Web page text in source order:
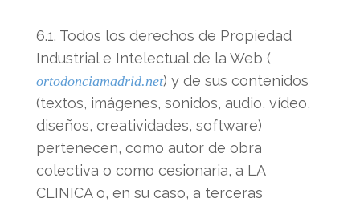
6.1. Todos los derechos de Propiedad
Industrial e Intelectual de la Web (
ortodonciamadrid.net) y de sus contenidos
(textos, imágenes, sonidos, audio, vídeo,
diseños, creatividades, software)
pertenecen, como autor de obra
colectiva o como cesionaria, a LA
CLINICA o, en su caso, a terceras